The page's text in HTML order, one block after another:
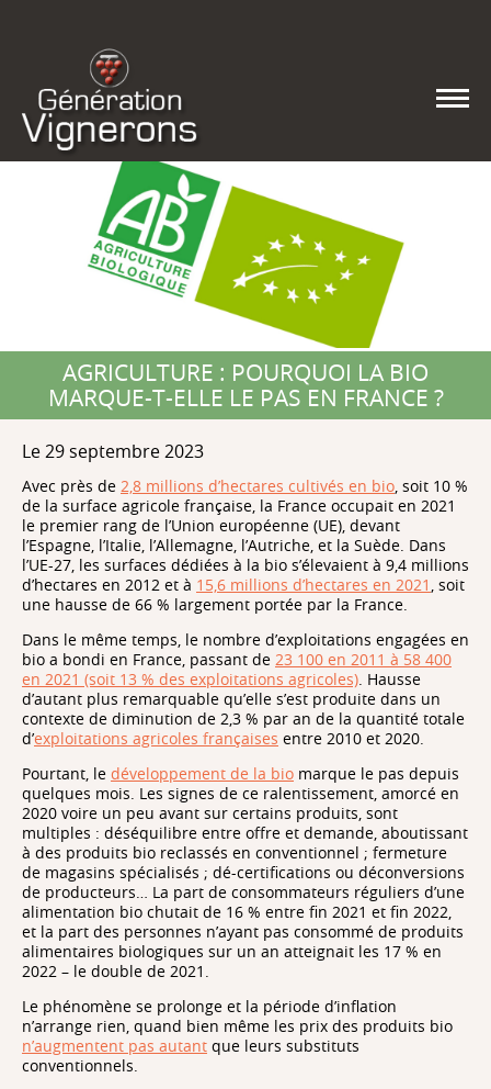
AGRICULTURE : POURQUOI LA BIO
MARQUE-T-ELLE LE PAS EN FRANCE ?
Le 29 septembre 2023
Avec près de 2,8 millions d’hectares cultivés en bio, soit 10 %
de la surface agricole française, la France occupait en 2021
le premier rang de l’Union européenne (UE), devant
l’Espagne, l’Italie, l’Allemagne, l’Autriche, et la Suède. Dans
l’UE-27, les surfaces dédiées à la bio s’élevaient à 9,4 millions
d’hectares en 2012 et à 15,6 millions d’hectares en 2021 , soit
une hausse de 66 % largement portée par la France.
Dans le même temps, le nombre d’exploitations engagées en
bio a bondi en France, passant de 23 100 en 2011 à 58 400
en 2021 (soit 13 % des exploitations agricoles). Hausse
d’autant plus remarquable qu’elle s’est produite dans un
contexte de diminution de 2,3 % par an de la quantité totale
d’exploitations agricoles françaises entre 2010 et 2020.
Pourtant, le développement de la bio marque le pas depuis
quelques mois. Les signes de ce ralentissement, amorcé en
2020 voire un peu avant sur certains produits, sont
multiples : déséquilibre entre offre et demande, aboutissant
à des produits bio reclassés en conventionnel ; fermeture
de magasins spécialisés ; dé-certifications ou déconversions
de producteurs… La part de consommateurs réguliers d’une
alimentation bio chutait de 16 % entre fin 2021 et fin 2022,
et la part des personnes n’ayant pas consommé de produits
alimentaires biologiques sur un an atteignait les 17 % en
2022 – le double de 2021.
Le phénomène se prolonge et la période d’inflation
n’arrange rien, quand bien même les prix des produits bio
n’augmentent pas autant que leurs substituts
conventionnels.